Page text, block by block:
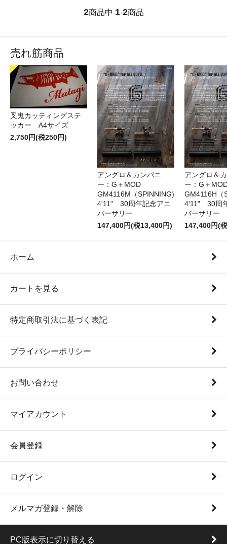
2商品中 1-2商品
売れ筋商品
叉鬼カッティングステ
ッカー A4サイズ
2,750円(税250円)
アングロ＆カンパニ
ー：G＋MOD
GM4116M（SPINNING)
4'11" 30周年記念アニ
バーサリー
147,400円(税13,400円)
アングロ＆
ー：G＋
GM4116H（
4'11" 30周
バーサリー
147,400円(
ホーム
カートを見る
特定商取引法に基づく表記
プライバシーポリシー
お問い合わせ
マイアカウント
会員登録
ログイン
メルマガ登録・解除
PC版表示に切り替える